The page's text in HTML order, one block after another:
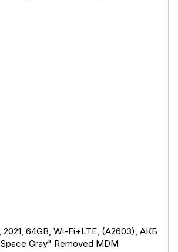
2021, 64GB, Wi-Fi+LTE, (A2603), АКБ
Gray" Removed MDM